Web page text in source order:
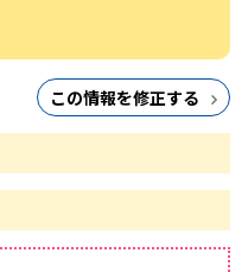
この情報を修正する